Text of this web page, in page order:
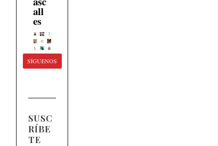
all
es
SÍGUENOS
SUSC
RÍBE
TE